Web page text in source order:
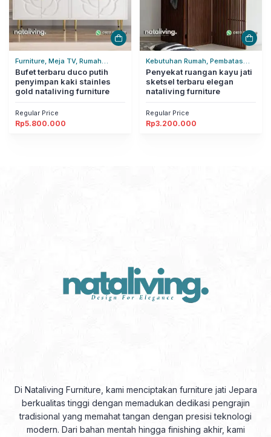
Furniture, Meja TV, Rumah
Tangga
Bufet terbaru duco putih
penyimpan kaki stainles
gold nataliving furniture
Regular Price
Rp5.800.000
Kebutuhan Rumah, Pembatas
Ruangan, Rumah Tangga
Penyekat ruangan kayu jati
sketsel terbaru elegan
nataliving furniture
Regular Price
Rp3.200.000
Di Nataliving Furniture, kami menciptakan furniture jati Jepara
berkualitas tinggi dengan memadukan dedikasi pengrajin
tradisional yang memahat tangan dengan presisi teknologi
modern. Dari bahan mentah hingga finishing akhir, kami